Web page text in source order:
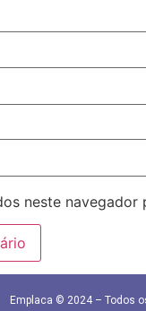
neste
Emplaca © 2024 – Todos